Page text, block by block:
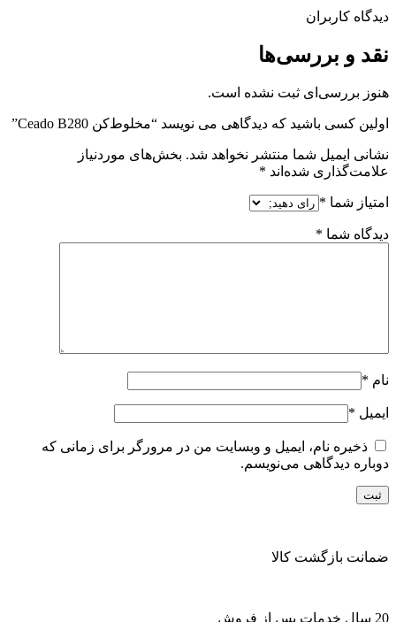
دیدگاه کاربران
نقد و بررسی‌ها
هنوز بررسی‌ای ثبت نشده است.
اولین کسی باشید که دیدگاهی می نویسد “مخلوط‌کن Ceado B280”
نشانی ایمیل شما منتشر نخواهد شد. بخش‌های موردنیاز
علامت‌گذاری شده‌اند *
امتیاز شما *
دیدگاه شما *
نام *
ایمیل *
ذخیره نام، ایمیل و وبسایت من در مرورگر برای زمانی که
دوباره دیدگاهی می‌نویسم.
ضمانت بازگشت کالا
20 سال خدمات پس از فروش